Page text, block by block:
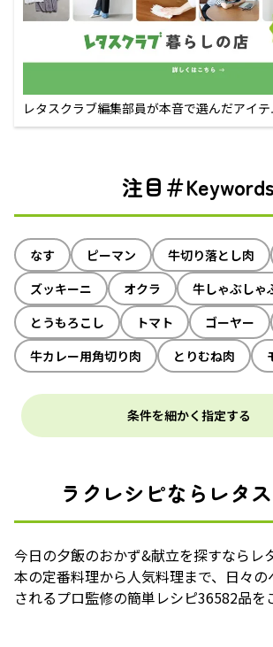
レタスクラブ編集部員が本音で選んだアイテ
注目＃Keywords
なす ピーマン 牛切り落とし肉
ズッキーニ
オクラ
牛しゃぶしゃ
とうもろこし
トマト ゴーヤー
牛カレー用角切り肉
とりむね肉
条件を細かく指定する
ラクレシピならレタ
今日の夕飯のおかず&献立を探すならレ
本の定番料理から人気料理まで、日々の
されるプロ監修の簡単レシピ36582品を